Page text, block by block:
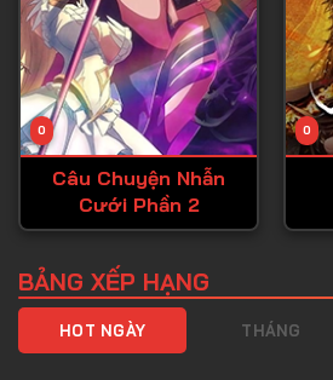
Tập 44
Tập 45
Tập 46
Tập 47
Tập 49
0
Câu Chuyện Nhẫn
Cưới Phần 2
0
BẢNG XẾP HẠNG
HOT NGÀY THÁNG